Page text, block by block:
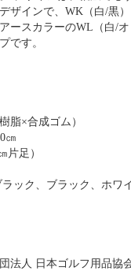
ザインで、WK（白/黒
ースカラーのWL（白/
です。
脂×合成ゴム）
㎝
片足）
ック、ブラック、ホワ
法人 日本ゴルフ用品協